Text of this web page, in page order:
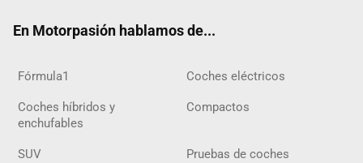
En Motorpasión hablamos de...
Fórmula1 Coches eléctricos
Coches híbridos y
enchufables
Compactos
SUV Pruebas de coches